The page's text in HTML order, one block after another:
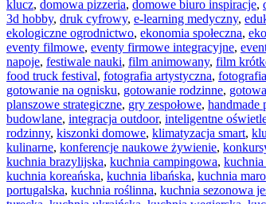
klucz, domowa pizzeria, domowe biuro inspiracje,
3d hobby, druk cyfrowy, e-learning medyczny,
ekologiczne ogrodnictwo, ekonomia społeczna,
eventy filmowe, eventy firmowe integracyjne,
napoje, festiwale nauki, film animowany, film
food truck festival, fotografia artystyczna,
gotowanie na ognisku, gotowanie rodzinne,
planszowe strategiczne, gry zespołowe, handmade
budowlane, integracja outdoor, inteligentne
rodzinny, kiszonki domowe, klimatyzacja smart,
kulinarne, konferencje naukowe żywienie,
kuchnia brazylijska, kuchnia campingowa, kuchnia
kuchnia koreańska, kuchnia libańska, kuchnia
portugalska, kuchnia roślinna, kuchnia sezonowa